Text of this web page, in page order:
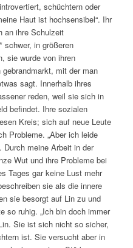
schüchtern oder
Haut ist hochsensibel“. Ihr
an ihre Schulzeit
schwer, in größeren
sie wurde von ihren
mit der man
sagt. Innerhalb ihres
reden, weil sie sich in
befindet. Ihre sozialen
Kreis; sich auf neue Leute
Probleme. „Aber ich leide
Durch meine Arbeit in der
Wut und ihre Probleme bei
Tages gar keine Lust mehr
sie als die innere
sie besorgt auf Lin zu und
so ruhig. „Ich bin doch immer
Sie ist sich nicht so sicher,
ist. Sie versucht aber in